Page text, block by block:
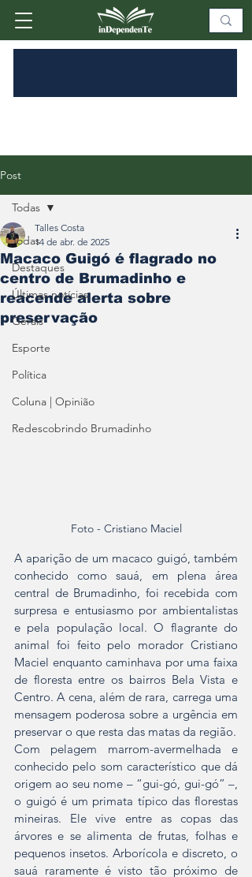
Post
Todas
Destaques
Últimas notícias
Gerais
Esporte
Política
Coluna | Opinião
Redescobrindo Brumadinho
Todas
Macaco Guigó é flagrado no
centro de Brumadinho e
reacende alerta sobre
preservação
Talles Costa
14 de abr. de 2025
Foto - Cristiano Maciel
A aparição de um macaco guigó, também
conhecido como sauá, em plena área
central de Brumadinho, foi recebida com
surpresa e entusiasmo por ambientalistas
e pela população local. O flagrante do
animal foi feito pelo morador Cristiano
Maciel enquanto caminhava por uma faixa
de floresta entre os bairros Bela Vista e
Centro. A cena, além de rara, carrega uma
mensagem poderosa sobre a urgência em
preservar o que resta das matas da região.
Com pelagem marrom-avermelhada e
conhecido pelo som característico que dá
origem ao seu nome – “gui-gó, gui-gó” –,
o guigó é um primata típico das florestas
mineiras. Ele vive entre as copas das
árvores e se alimenta de frutas, folhas e
pequenos insetos. Arborícola e discreto, o
sauá raramente é visto tão próximo de